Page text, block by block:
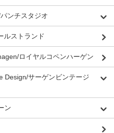
ンチスタジオ
ルストランド
ロイヤルコペンハーゲン
Design/サーゲンビンテージ
ン